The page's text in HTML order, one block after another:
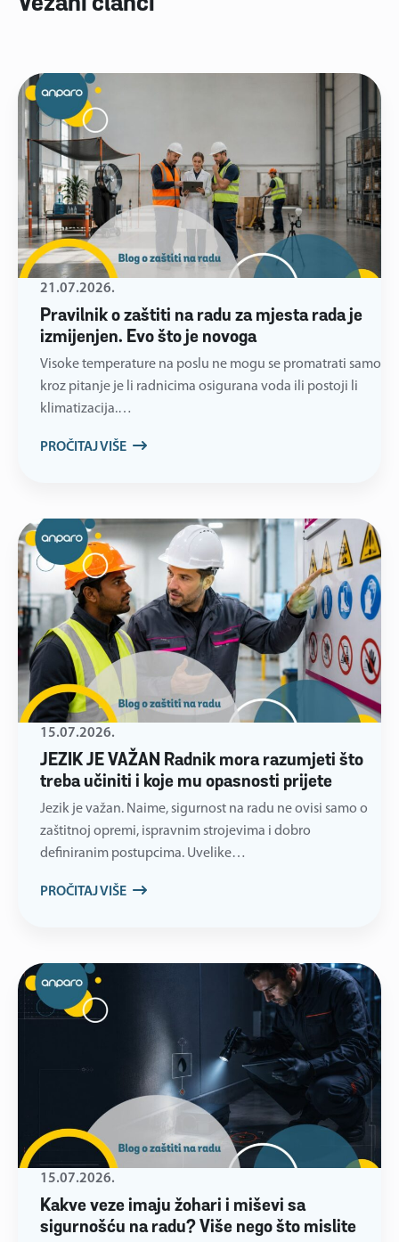
Pravilnik o zaštiti na radu za mjesta rada je
izmijenjen. Evo što je novoga
21.07.2026.
Visoke temperature na poslu ne mogu se promatrati samo
kroz pitanje je li radnicima osigurana voda ili postoji li
klimatizacija.…
PROČITAJ VIŠE
JEZIK JE VAŽAN Radnik mora razumjeti što
treba učiniti i koje mu opasnosti prijete
15.07.2026.
Jezik je važan. Naime, sigurnost na radu ne ovisi samo o
zaštitnoj opremi, ispravnim strojevima i dobro
definiranim postupcima. Uvelike…
PROČITAJ VIŠE
Kakve veze imaju žohari i miševi sa
sigurnošću na radu? Više nego što mislite
15.07.2026.